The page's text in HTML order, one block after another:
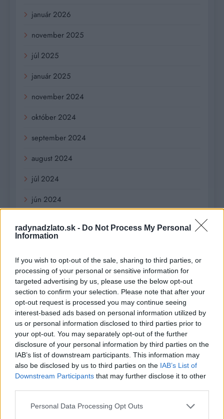
radynadzlato.sk - Do Not Process My Personal
Information
If you wish to opt-out of the sale, sharing to third parties, or
processing of your personal or sensitive information for
targeted advertising by us, please use the below opt-out
section to confirm your selection. Please note that after your
opt-out request is processed you may continue seeing
interest-based ads based on personal information utilized by
us or personal information disclosed to third parties prior to
your opt-out. You may separately opt-out of the further
disclosure of your personal information by third parties on the
IAB’s list of downstream participants. This information may
also be disclosed by us to third parties on the IAB’s List of
Downstream Participants that may further disclose it to other
Personal Data Processing Opt Outs
január 2026
november 2025
júl 2025
január 2025
november 2024
október 2024
september 2024
august 2024
júl 2024
jún 2024
marec 2024
február 2024
január 2024
december 2023
november 2023
september 2023
august 2023
jún 2023